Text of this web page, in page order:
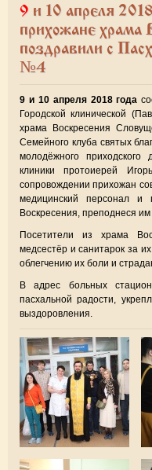
9 и 10 апреля 2018 года духовенство и
прихожане храма
поздравили с
№4
9 и 10 апреля 2018 года
Городской клинической
храма Воскресения
Семейного клуба святых
молодёжного приходского
клиники протоиерей
сопровождении прихожан
медицинский персонал и
Воскресения, преподнеся
Посетители из храма
медсестёр и санитарок за
облегчению их боли и
В адрес больных
пасхальной радости,
выздоровления.